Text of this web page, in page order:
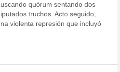
quórum sentando dos
truchos. Acto seguido,
violenta represión que incluyó